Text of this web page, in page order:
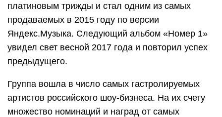
платиновым трижды и стал одним из самых
продаваемых в 2015 году по версии
Яндекс.Музыка. Следующий альбом «Номер 1»
увидел свет весной 2017 года и повторил успех
предыдущего.
Группа вошла в число самых гастролируемых
артистов российского шоу-бизнеса. На их счету
множество номинаций и наград от самых